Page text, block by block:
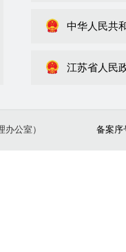
中华人民共
江苏省人民
公室） 备案序